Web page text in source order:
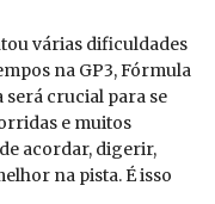
várias dificuldades
na GP3, Fórmula
será crucial para se
e muitos
acordar, digerir,
na pista. É isso